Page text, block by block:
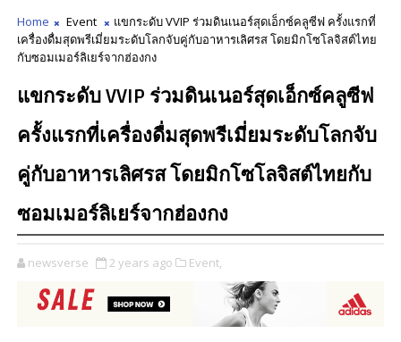
Home Event
แขกระดับ VVIP ร่วมดินเนอร์สุดเอ็กซ์คลูซีฟ ครั้งแรกที่
เครื่องดื่มสุดพรีเมี่ยมระดับโลกจับคู่กับอาหารเลิศรส โดยมิกโซโลจิสต์ไทย
กับซอมเมอร์ลิเยร์จากฮ่องกง
แขกระดับ VVIP ร่วมดินเนอร์สุดเอ็กซ์คลูซีฟ
ครั้งแรกที่เครื่องดื่มสุดพรีเมี่ยมระดับโลกจับ
คู่กับอาหารเลิศรส โดยมิกโซโลจิสต์ไทยกับ
ซอมเมอร์ลิเยร์จากฮ่องกง
newsverse 2 years ago Event,